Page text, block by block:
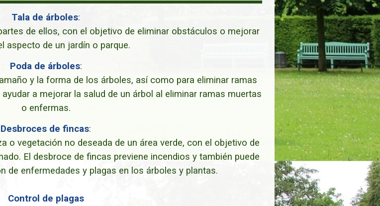
Tala de árboles:
de ellos, con el objetivo de eliminar obstáculos o mejorar
aspecto de un jardín o parque.
Poda de árboles:
y la forma de los árboles, así como para eliminar ramas
a mejorar la salud de un árbol al eliminar ramas muertas
o enfermas.
Desbroces de fincas:
o vegetación no deseada de un área verde, con el objetivo de
El desbroce de fincas previene incendios y también puede
de enfermedades y plagas en los árboles y plantas.
Control de plagas